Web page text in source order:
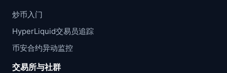
炒币入门
HyperLiquid交易员追踪
币安合约异动监控
交易所与社群